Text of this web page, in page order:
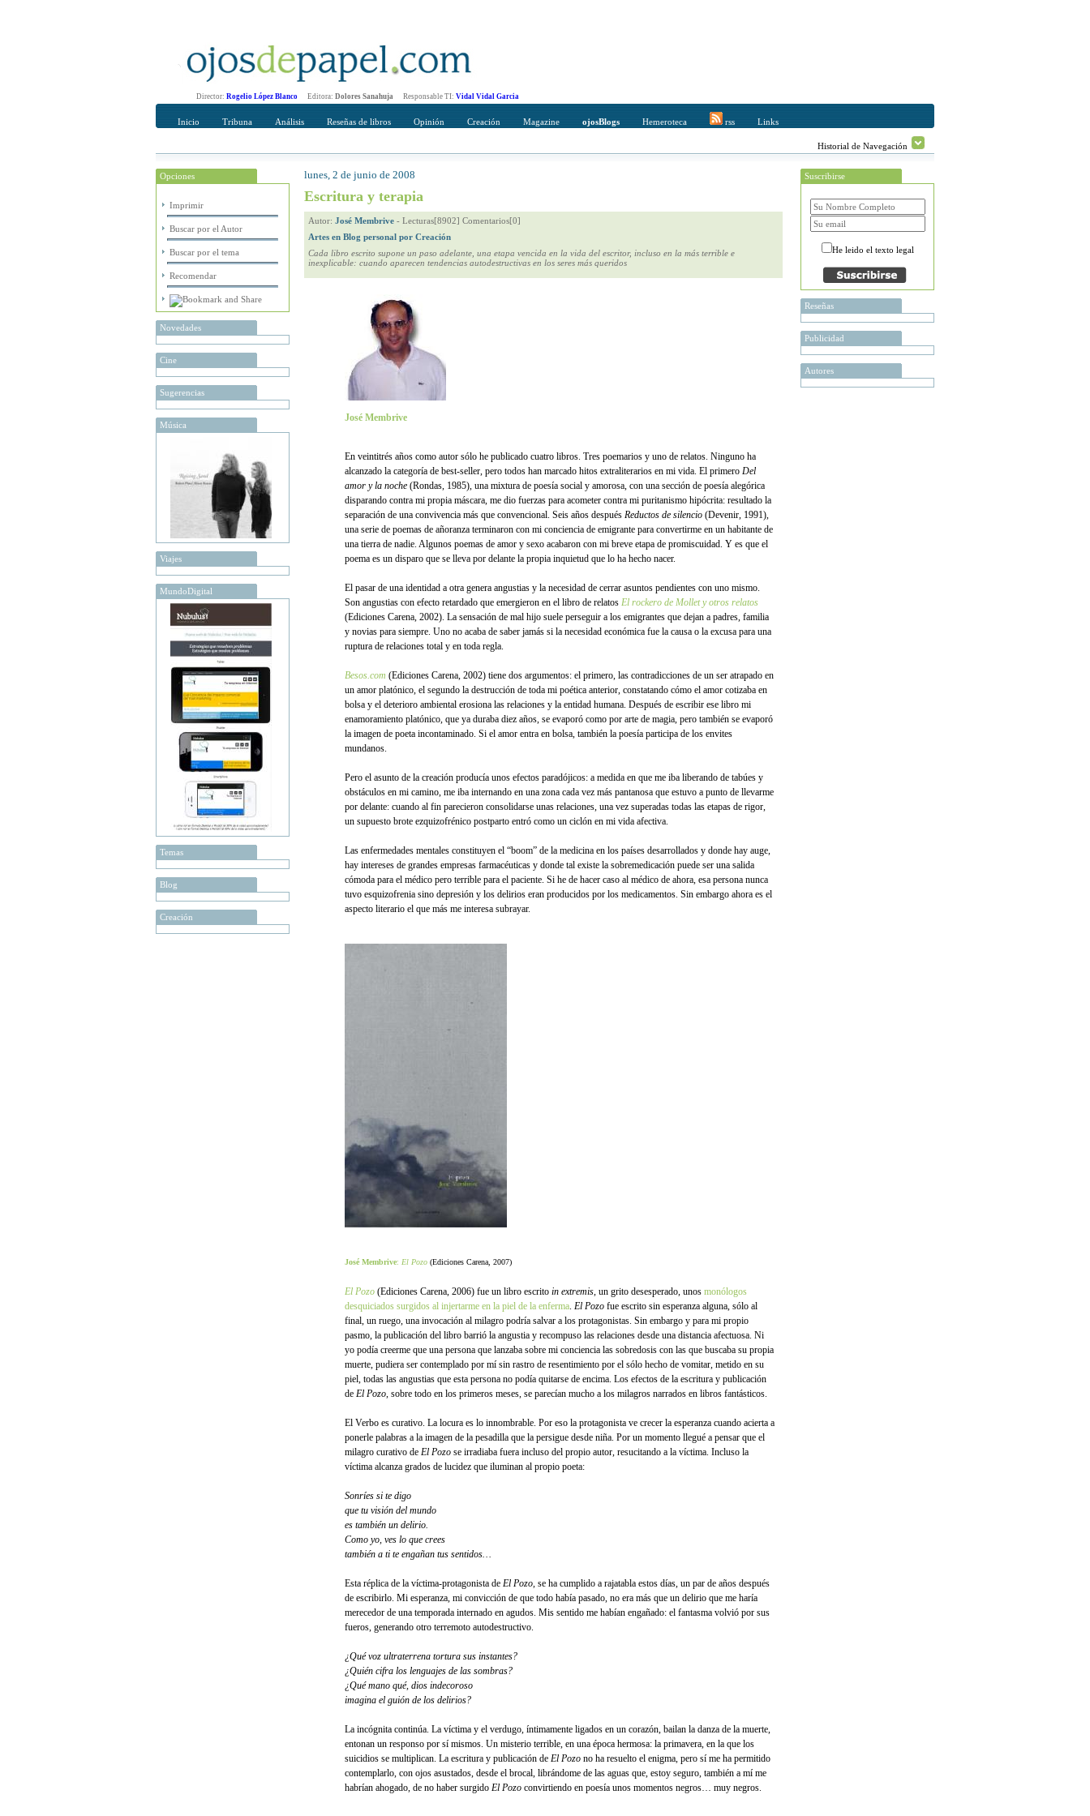
Director: Rogelio López Blanco Editora: Dolores Sanahuja Responsable TI: Vidal Vidal Garcia
Inicio Tribuna Análisis Reseñas de libros Opinión Creación Magazine ojosBlogs Hemeroteca rss Links
Historial de Navegación
Opciones
Imprimir
Buscar por el Autor
Buscar por el tema
Recomendar
Novedades
Cine
Sugerencias
Música
Viajes
MundoDigital
Temas
Blog
Creación
Recomendar
Su nombre Completo
lunes, 2 de junio de 2008
Escritura y terapia
Autor: José Membrive - Lecturas[8902] Comentarios[0]
Artes en Blog personal por Creación
Cada libro escrito supone un paso adelante, una etapa vencida en la vida del escritor, incluso en la más terrible e
inexplicable: cuando aparecen tendencias autodestructivas en los seres más queridos
José Membrive
En veintitrés años como autor sólo he publicado cuatro libros. Tres poemarios y uno de relatos. Ninguno ha
alcanzado la categoría de best-seller, pero todos han marcado hitos extraliterarios en mi vida. El primero Del
amor y la noche (Rondas, 1985), una mixtura de poesía social y amorosa, con una sección de poesía alegórica
disparando contra mi propia máscara, me dio fuerzas para acometer contra mi puritanismo hipócrita: resultado la
separación de una convivencia más que convencional. Seis años después Reductos de silencio (Devenir, 1991),
una serie de poemas de añoranza terminaron con mi conciencia de emigrante para convertirme en un habitante de
una tierra de nadie. Algunos poemas de amor y sexo acabaron con mi breve etapa de promiscuidad. Y es que el
poema es un disparo que se lleva por delante la propia inquietud que lo ha hecho nacer.
El pasar de una identidad a otra genera angustias y la necesidad de cerrar asuntos pendientes con uno mismo.
Son angustias con efecto retardado que emergieron en el libro de relatos El rockero de Mollet y otros relatos
(Ediciones Carena, 2002). La sensación de mal hijo suele perseguir a los emigrantes que dejan a padres, familia
y novias para siempre. Uno no acaba de saber jamás si la necesidad económica fue la causa o la excusa para una
ruptura de relaciones total y en toda regla.
Besos.com (Ediciones Carena, 2002) tiene dos argumentos: el primero, las contradicciones de un ser atrapado en
un amor platónico, el segundo la destrucción de toda mi poética anterior, constatando cómo el amor cotizaba en
bolsa y el deterioro ambiental erosiona las relaciones y la entidad humana. Después de escribir ese libro mi
enamoramiento platónico, que ya duraba diez años, se evaporó como por arte de magia, pero también se evaporó
la imagen de poeta incontaminado. Si el amor entra en bolsa, también la poesía participa de los envites
mundanos.
Pero el asunto de la creación producía unos efectos paradójicos: a medida en que me iba liberando de tabúes y
obstáculos en mi camino, me iba internando en una zona cada vez más pantanosa que estuvo a punto de llevarme
por delante: cuando al fin parecieron consolidarse unas relaciones, una vez superadas todas las etapas de rigor,
un supuesto brote ezquizofrénico postparto entró como un ciclón en mi vida afectiva.
Las enfermedades mentales constituyen el “boom” de la medicina en los países desarrollados y donde hay auge,
hay intereses de grandes empresas farmacéuticas y donde tal existe la sobremedicación puede ser una salida
cómoda para el médico pero terrible para el paciente. Si he de hacer caso al médico de ahora, esa persona nunca
tuvo esquizofrenia sino depresión y los delirios eran producidos por los medicamentos. Sin embargo ahora es el
aspecto literario el que más me interesa subrayar.
José Membrive: El Pozo (Ediciones Carena, 2007)
El Pozo (Ediciones Carena, 2006) fue un libro escrito in extremis, un grito desesperado, unos monólogos
desquiciados surgidos al injertarme en la piel de la enferma. El Pozo fue escrito sin esperanza alguna, sólo al
final, un ruego, una invocación al milagro podría salvar a los protagonistas. Sin embargo y para mi propio
pasmo, la publicación del libro barrió la angustia y recompuso las relaciones desde una distancia afectuosa. Ni
yo podía creerme que una persona que lanzaba sobre mi conciencia las sobredosis con las que buscaba su propia
muerte, pudiera ser contemplado por mí sin rastro de resentimiento por el sólo hecho de vomitar, metido en su
piel, todas las angustias que esta persona no podía quitarse de encima. Los efectos de la escritura y publicación
de El Pozo, sobre todo en los primeros meses, se parecían mucho a los milagros narrados en libros fantásticos.
El Verbo es curativo. La locura es lo innombrable. Por eso la protagonista ve crecer la esperanza cuando acierta a
ponerle palabras a la imagen de la pesadilla que la persigue desde niña. Por un momento llegué a pensar que el
milagro curativo de El Pozo se irradiaba fuera incluso del propio autor, resucitando a la víctima. Incluso la
víctima alcanza grados de lucidez que iluminan al propio poeta:
Sonríes si te digo
que tu visión del mundo
es también un delirio.
Como yo, ves lo que crees
también a ti te engañan tus sentidos…
Esta réplica de la víctima-protagonista de El Pozo, se ha cumplido a rajatabla estos días, un par de años después
de escribirlo. Mi esperanza, mi convicción de que todo había pasado, no era más que un delirio que me haría
merecedor de una temporada internado en agudos. Mis sentido me habían engañado: el fantasma volvió por sus
fueros, generando otro terremoto autodestructivo.
¿Qué voz ultraterrena tortura sus instantes?
¿Quién cifra los lenguajes de las sombras?
¿Qué mano qué, dios indecoroso
imagina el guión de los delirios?
La incógnita continúa. La víctima y el verdugo, íntimamente ligados en un corazón, bailan la danza de la muerte,
entonan un responso por sí mismos. Un misterio terrible, en una época hermosa: la primavera, en la que los
suicidios se multiplican. La escritura y publicación de El Pozo no ha resuelto el enigma, pero sí me ha permitido
contemplarlo, con ojos asustados, desde el brocal, librándome de las aguas que, estoy seguro, también a mí me
habrían ahogado, de no haber surgido El Pozo convirtiendo en poesía unos momentos negros… muy negros.
Suscribirse
He leido el texto legal
Reseñas
Publicidad
Autores